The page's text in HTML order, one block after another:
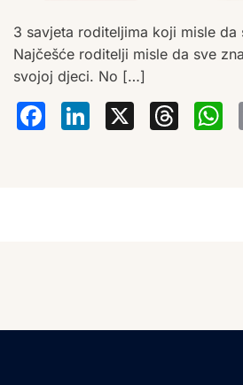
3 savjeta roditeljima koji misle da
Najčešće roditelji misle da sve
svojoj djeci. No […]
X